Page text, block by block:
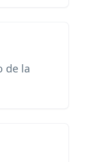
de la